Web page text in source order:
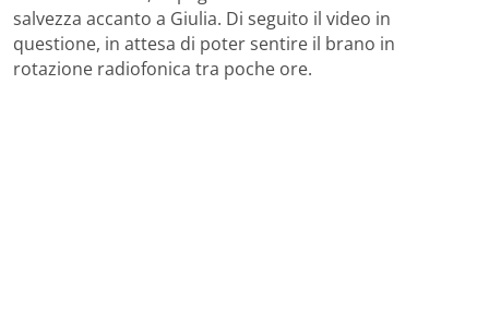
salvezza accanto a Giulia. Di seguito il video in
questione, in attesa di poter sentire il brano in
rotazione radiofonica tra poche ore.